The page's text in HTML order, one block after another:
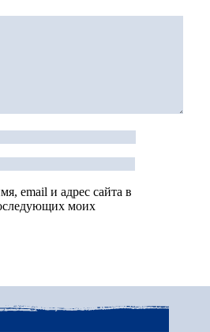
email и адрес сайта в
моих